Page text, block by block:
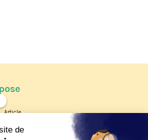
Article
Les reportages d'été 2026 de KTO